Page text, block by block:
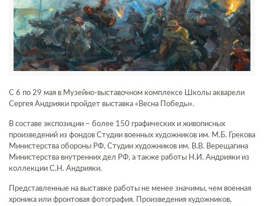
С 6 по 29 мая в Музейно-выставочном комплексе Школы акварели
Сергея Андрияки пройдет выставка «Весна Победы».
В составе экспозиции – более 150 графических и живописных
произведений из фондов Студии военных художников им. М.Б. Грекова
Министерства обороны РФ, Студии художников им. В.В. Верещагина
Министерства внутренних дел РФ, а также работы Н.И. Андрияки из
коллекции С.Н. Андрияки.
Представленные на выставке работы не менее значимы, чем военная
хроника или фронтовая фотография. Произведения художников,